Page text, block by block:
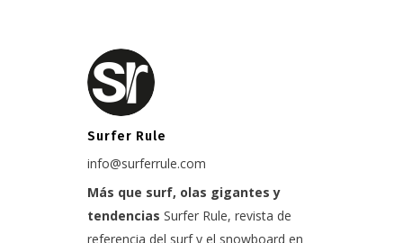
Surfer Rule
info@surferrule.com
Más que surf, olas gigantes y
tendencias Surfer Rule, revista de
referencia del surf y el snowboard en